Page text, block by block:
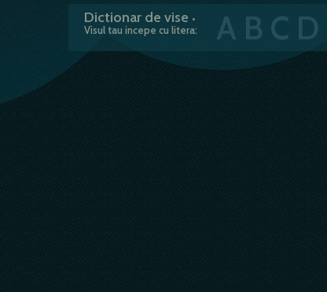
Dictionar de vise •
Visul tau incepe cu litera:
A B C D